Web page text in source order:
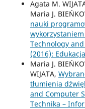
Agata M.
Maria J.
nauki
wykorzystaniem
Technology
(2016):
Maria J.
WIJATA,
tłumienia
and Computer
Technika –